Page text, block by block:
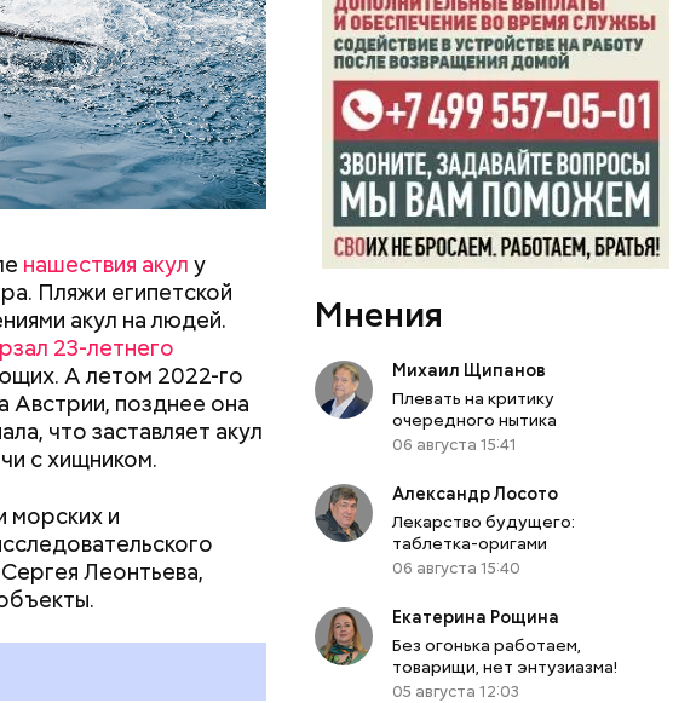
пьяного
и мире 5
День качания на качелях и
День шампанского: какие
праздники отмечают в России
и мире 4 августа
праздники
и мире 8
нашествия акул у
Пляжи египетской
акул на людей.
23-летнего
А летом 2022-го
Австрии, позднее она
что заставляет акул
с хищником.
морских и
Леонтьева,
Мнения
Михаил Щипанов
Плевать на критику
очередного нытика
06 августа 15:41
Александр Лосото
Лекарство будущего:
таблетка-оригами
06 августа 15:40
Екатерина Рощина
Без огонька работаем,
товарищи, нет энтузиазма!
05 августа 12:03